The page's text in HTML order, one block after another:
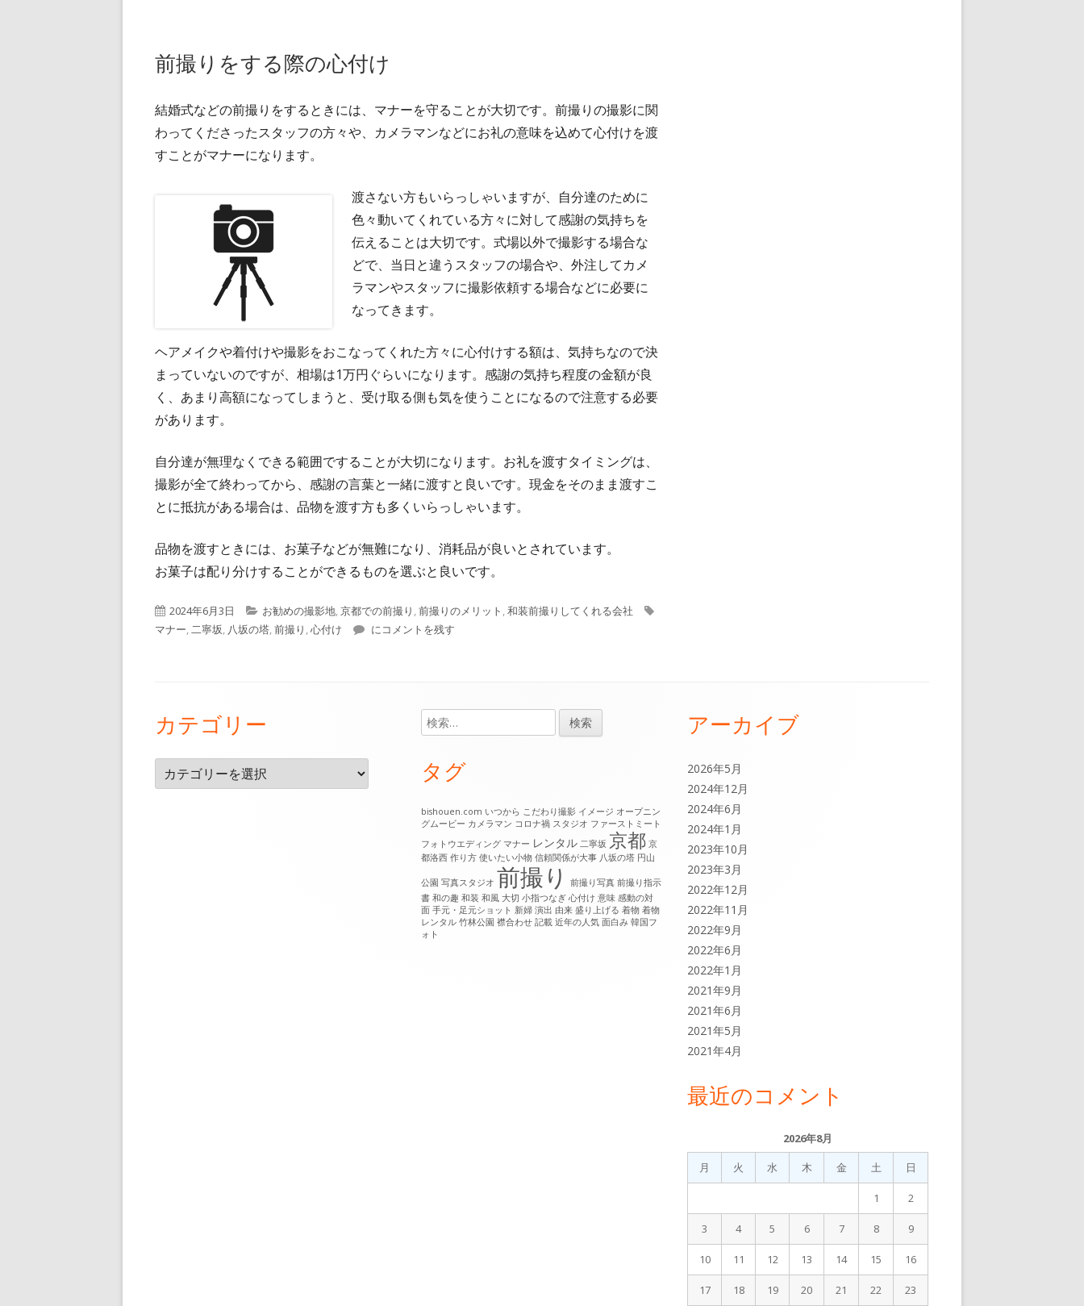
前撮りをする際の心付け
結婚式などの前撮りをするときには、マナーを守ることが大切です。前撮りの撮影に関
わってくださったスタッフの方々や、カメラマンなどにお礼の意味を込めて心付けを渡
すことがマナーになります。
渡さない方もいらっしゃいますが、自分達のために
色々動いてくれている方々に対して感謝の気持ちを
伝えることは大切です。式場以外で撮影する場合な
どで、当日と違うスタッフの場合や、外注してカメ
ラマンやスタッフに撮影依頼する場合などに必要に
なってきます。
ヘアメイクや着付けや撮影をおこなってくれた方々に心付けする額は、気持ちなので決
まっていないのですが、相場は1万円ぐらいになります。感謝の気持ち程度の金額が良
く、あまり高額になってしまうと、受け取る側も気を使うことになるので注意する必要
があります。
自分達が無理なくできる範囲ですることが大切になります。お礼を渡すタイミングは、
撮影が全て終わってから、感謝の言葉と一緒に渡すと良いです。現金をそのまま渡すこ
とに抵抗がある場合は、品物を渡す方も多くいらっしゃいます。
品物を渡すときには、お菓子などが無難になり、消耗品が良いとされています。
お菓子は配り分けすることができるものを選ぶと良いです。
公
開
2024年6月3日
カ
テ
お勧めの撮影地,京都での前撮り ,前撮りのメリット ,和装前撮りしてくれる会社
マナー,二寧坂, 八坂の塔,前撮り ,心付け 京都で前撮りの人気のスポット
にコメントを残す
ッ
タ
ー・
カテゴリー
テ
検
索:
タグ
bishouen.com いつから こだわり撮影 イメージ オープニン
グムービー カメラマン コロナ禍 スタジオ ファーストミート
フォトウエディング マナー レンタル 二寧坂 京都 京
都洛西 作り方 使いたい小物 信頼関係が大事 八坂の塔 円山
公園 写真スタジオ 前撮り 前撮り写真 前撮り指示
書 和の趣 和装 和風 大切 小指つなぎ 心付け 意味 感動の対
面 手元・足元ショット 新婦 演出 由来 盛り上げる 着物 着物
レンタル 竹林公園 襟合わせ 記載 近年の人気 面白み 韓国フ
ォト
アーカイブ
2026年5月
2024年12月
2024年6月
2024年1月
2023年10月
2023年3月
2022年12月
2022年11月
2022年9月
2022年6月
2022年1月
2021年9月
2021年6月
2021年5月
2021年4月
最近のコメント
2026年8月
月
火 水 木 金 土 日
1 2
3 4 5 6 7 8 9
10 11 12 13 14 15 16
17 18 19 20 21 22 23